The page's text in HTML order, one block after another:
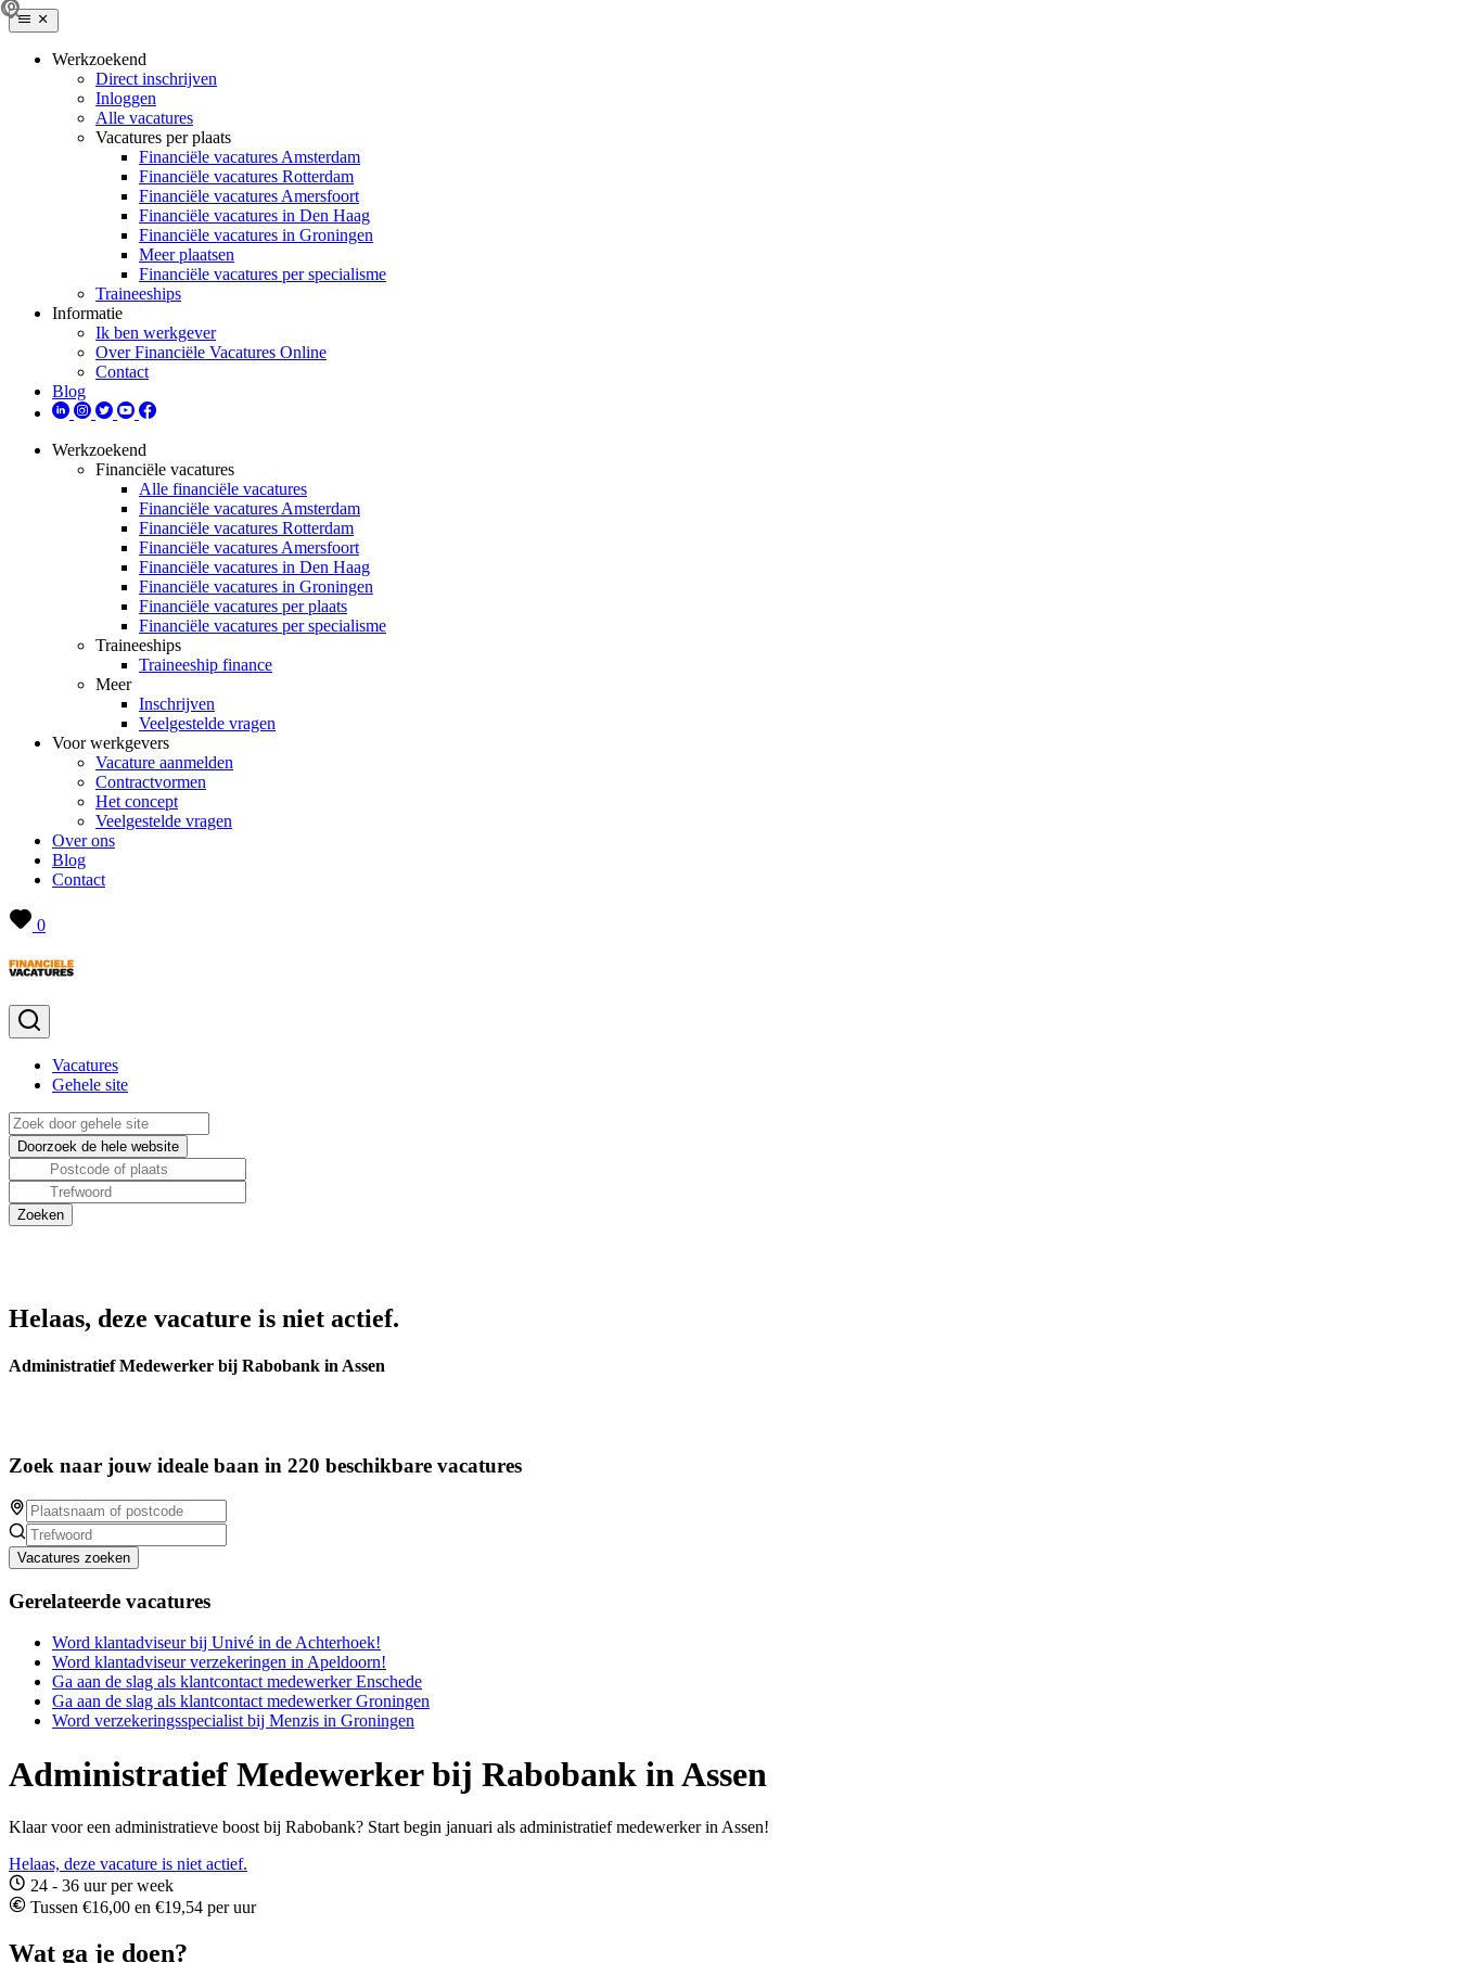
Werkzoekend
Direct inschrijven
Inloggen
Alle vacatures
Vacatures per plaats
Financiële vacatures Amsterdam
Financiële vacatures Rotterdam
Financiële vacatures Amersfoort
Financiële vacatures in Den Haag
Financiële vacatures in Groningen
Meer plaatsen
Financiële vacatures per specialisme
Traineeships
Informatie
Ik ben werkgever
Over Financiële Vacatures Online
Contact
Blog
Werkzoekend
Financiële vacatures
Alle financiële vacatures
Financiële vacatures Amsterdam
Financiële vacatures Rotterdam
Financiële vacatures Amersfoort
Financiële vacatures in Den Haag
Financiële vacatures in Groningen
Financiële vacatures per plaats
Financiële vacatures per specialisme
Traineeships
Traineeship finance
Meer
Inschrijven
Veelgestelde vragen
Voor werkgevers
Vacature aanmelden
Contractvormen
Het concept
Veelgestelde vragen
Over ons
Blog
Contact
0
Vacatures
Gehele site
Helaas, deze vacature is niet actief.
Administratief Medewerker bij Rabobank in Assen
Zoek naar jouw ideale baan in 220 beschikbare vacatures
Vacatures zoeken
Gerelateerde vacatures
Word klantadviseur bij Univé in de Achterhoek!
Word klantadviseur verzekeringen in Apeldoorn!
Ga aan de slag als klantcontact medewerker Enschede
Ga aan de slag als klantcontact medewerker Groningen
Word verzekeringsspecialist bij Menzis in Groningen
Administratief Medewerker bij Rabobank in Assen
Klaar voor een administratieve boost bij Rabobank? Start begin januari als administratief medewerker in Assen!
Helaas, deze vacature is niet actief.
24 - 36 uur per week
Tussen €16,00 en €19,54 per uur
Wat ga je doen?